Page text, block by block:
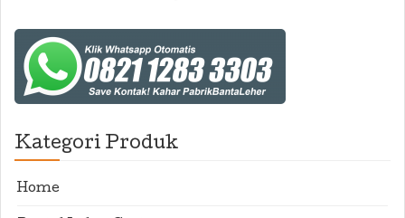
Kategori Produk
Home